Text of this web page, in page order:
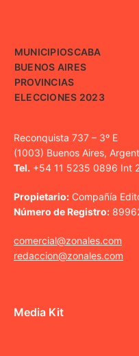
MUNICIPIOSCABA
BUENOS AIRES
PROVINCIAS
ELECCIONES 2023
Reconquista 737 – 3º E
(1003) Buenos Aires,
Tel. +54 11 5235 0896 Int
Propietario: Compañía
Número de Registro:
comercial@zonales.com
redaccion@zonales.com
Media Kit